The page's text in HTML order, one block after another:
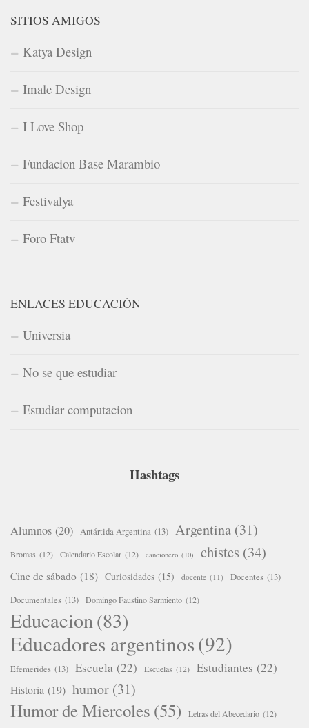
SITIOS AMIGOS
Katya Design
Imale Design
I Love Shop
Fundacion Base Marambio
Festivalya
Foro Ftatv
ENLACES EDUCACIÓN
Universia
No se que estudiar
Estudiar computacion
Hashtags
Alumnos (20) Antártida Argentina (13) Argentina (31)
Bromas (12) Calendario Escolar (12) cancionero (10) chistes (34)
Cine de sábado (18) Curiosidades (15) docente (11) Docentes (13)
Documentales (13) Domingo Faustino Sarmiento (12)
Educacion(83)
Educadores argentinos(92)
Efemerides (13) Escuela (22) Escuelas (12) Estudiantes (22)
Historia (19) humor (31)
Humor de Miercoles (55) Letras del Abecedario (12)